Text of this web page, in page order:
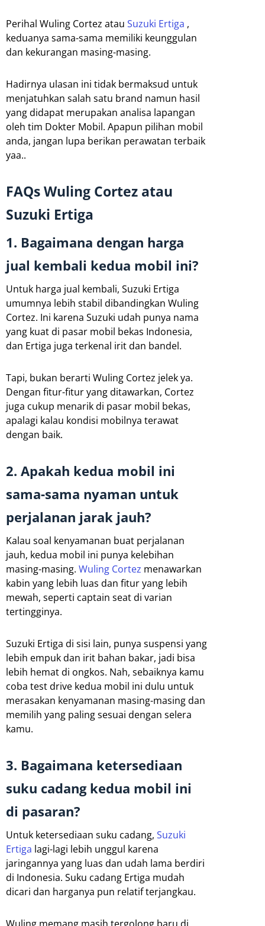
Perihal Wuling Cortez atau Suzuki Ertiga ,
keduanya sama-sama memiliki keunggulan
dan kekurangan masing-masing.
Hadirnya ulasan ini tidak bermaksud untuk
menjatuhkan salah satu brand namun hasil
yang didapat merupakan analisa lapangan
oleh tim Dokter Mobil. Apapun pilihan mobil
anda, jangan lupa berikan perawatan terbaik
yaa..
FAQs Wuling Cortez atau
Suzuki Ertiga
1. Bagaimana dengan harga
jual kembali kedua mobil ini?
Untuk harga jual kembali, Suzuki Ertiga
umumnya lebih stabil dibandingkan Wuling
Cortez. Ini karena Suzuki udah punya nama
yang kuat di pasar mobil bekas Indonesia,
dan Ertiga juga terkenal irit dan bandel.
Tapi, bukan berarti Wuling Cortez jelek ya.
Dengan fitur-fitur yang ditawarkan, Cortez
juga cukup menarik di pasar mobil bekas,
apalagi kalau kondisi mobilnya terawat
dengan baik.
2. Apakah kedua mobil ini
sama-sama nyaman untuk
perjalanan jarak jauh?
Kalau soal kenyamanan buat perjalanan
jauh, kedua mobil ini punya kelebihan
masing-masing. Wuling Cortez menawarkan
kabin yang lebih luas dan fitur yang lebih
mewah, seperti captain seat di varian
tertingginya.
Suzuki Ertiga di sisi lain, punya suspensi yang
lebih empuk dan irit bahan bakar, jadi bisa
lebih hemat di ongkos. Nah, sebaiknya kamu
coba test drive kedua mobil ini dulu untuk
merasakan kenyamanan masing-masing dan
memilih yang paling sesuai dengan selera
kamu.
3. Bagaimana ketersediaan
suku cadang kedua mobil ini
di pasaran?
Untuk ketersediaan suku cadang, Suzuki
Ertiga lagi-lagi lebih unggul karena
jaringannya yang luas dan udah lama berdiri
di Indonesia. Suku cadang Ertiga mudah
dicari dan harganya pun relatif terjangkau.